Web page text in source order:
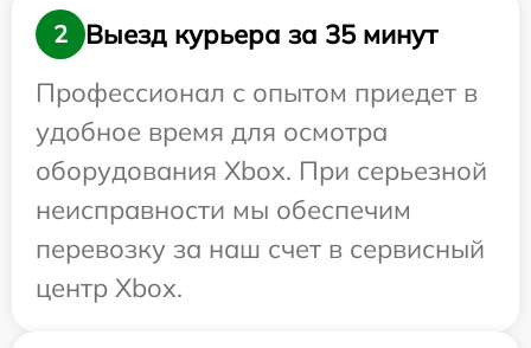
2
Выезд курьера за 35 минут
Профессионал с опытом приедет в
удобное время для осмотра
оборудования Xbox. При серьезной
неисправности мы обеспечим
перевозку за наш счет в сервисный
центр Xbox.